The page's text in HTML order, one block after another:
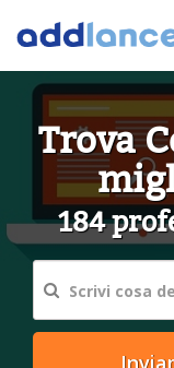
Trova
184